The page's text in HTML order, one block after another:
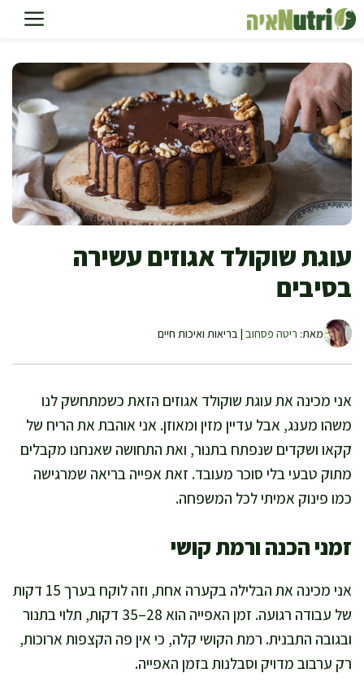
לדלג
לתוכן
עוגת שוקולד אגוזים עשירה
בסיבים
מאת: ריטה פסחוב | בריאות ואיכות חיים
אני מכינה את עוגת שוקולד אגוזים הזאת כשמתחשק לנו
משהו מענג, אבל עדיין מזין ומאוזן. אני אוהבת את הריח של
קקאו ושקדים שנפתח בתנור, ואת התחושה שאנחנו מקבלים
מתוק טבעי בלי סוכר מעובד. זאת אפייה בריאה שמרגישה
כמו פינוק אמיתי לכל המשפחה.
זמני הכנה ורמת קושי
אני מכינה את הבלילה בקערה אחת, וזה לוקח בערך 15 דקות
של עבודה רגועה. זמן האפייה הוא 28–35 דקות, תלוי בתנור
ובגובה התבנית. רמת הקושי קלה, כי אין פה הקצפות ארוכות,
רק ערבוב מדויק וסבלנות בזמן האפייה.